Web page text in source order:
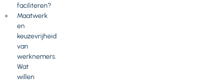
faciliteren?
Maatwerk
en
keuzevrijheid
van
werknemers.
Wat
willen